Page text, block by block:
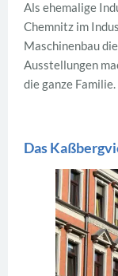
Als ehemalige
Chemnitz im
Maschinenbau
Ausstellungen
die ganze Familie.
Das